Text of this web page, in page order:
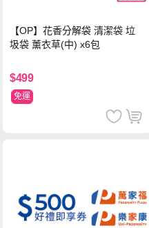
【OP】花香分解袋 清潔袋 垃
圾袋 薰衣草(中) x6包
$499
免運